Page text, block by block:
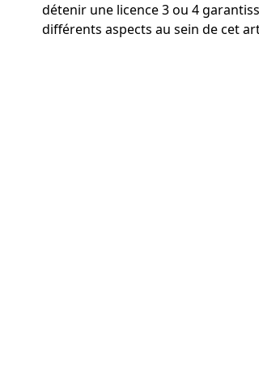
détenir une licence 3 ou 4
différents aspects au sein de cet